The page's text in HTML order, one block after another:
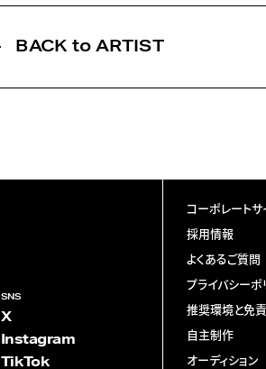
BACK to ARTIST
SNS
X
Instagram
TikTok
コーポレートサ
採用情報
よくあるご質問
プライバシーポ
推奨環境と免
自主制作
オーディション